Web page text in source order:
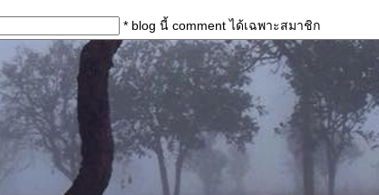
* blog นี้ comment ได้เฉพาะสมาชิก